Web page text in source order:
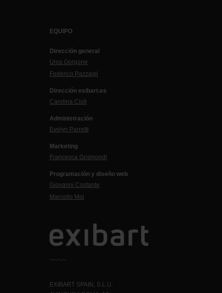
EQUIPO
Dirección general
Uros Gorgone
Federico Pazzagli
Dirección exibart.es
Carolina Ciuti
Administración
Evelyn Parretti
Marketing
Francesca Grismondi
Programación y diseño web
Giovanni Costante
Marcello Moi
EXIBART SPAIN, S.L.U.